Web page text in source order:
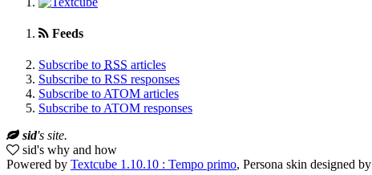
Feeds
Subscribe to RSS articles
Subscribe to RSS responses
Subscribe to ATOM articles
Subscribe to ATOM responses
sid's site.
sid's why and how
Powered by Textcube 1.10.10 : Tempo primo, Persona skin designed by